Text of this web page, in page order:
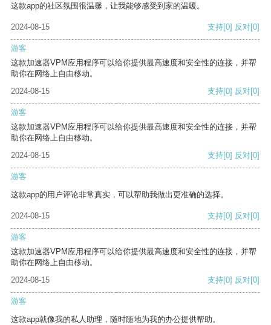
这款app的社区氛围很温馨，让我能够感受到家的温暖。
2024-08-15 支持[0] 反对[0]
游客
这款加速器VPM应用程序可以给你提供最高速度和安全性的连接，并帮
助你在网络上自由移动。
2024-08-15
支持[0] 反对[0]
游客
这款加速器VPM应用程序可以给你提供最高速度和安全性的连接，并帮
助你在网络上自由移动。
2024-08-15
支持[0] 反对[0]
游客
这款app的用户评论非常真实，可以帮助我做出更准确的选择。
2024-08-15 支持[0] 反对[0]
游客
这款加速器VPM应用程序可以给你提供最高速度和安全性的连接，并帮
助你在网络上自由移动。
2024-08-15
支持[0] 反对[0]
游客
这款app就像我的私人助理，随时随地为我的办公提供帮助。